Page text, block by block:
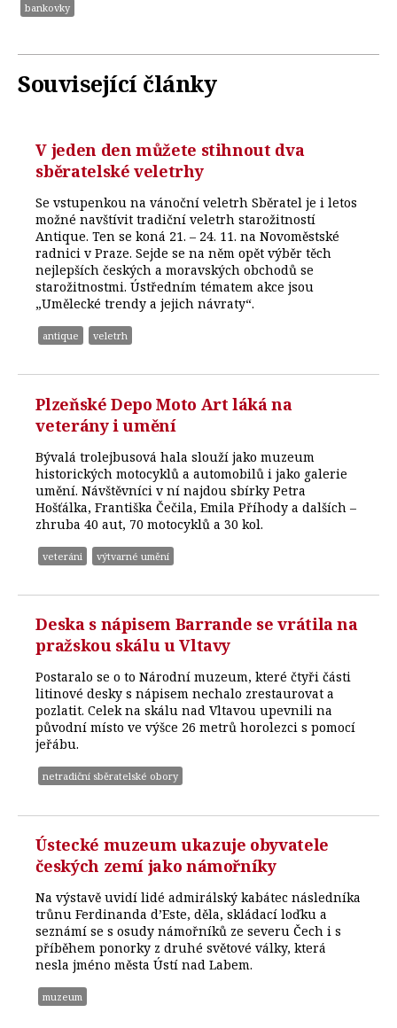
bankovky
Související články
V jeden den můžete stihnout dva
sběratelské veletrhy
Se vstupenkou na vánoční veletrh Sběratel je i letos
možné navštívit tradiční veletrh starožitností
Antique. Ten se koná 21. – 24. 11. na Novoměstské
radnici v Praze. Sejde se na něm opět výběr těch
nejlepších českých a moravských obchodů se
starožitnostmi. Ústředním tématem akce jsou
„Umělecké trendy a jejich návraty“.
antique veletrh
Plzeňské Depo Moto Art láká na
veterány i umění
Bývalá trolejbusová hala slouží jako muzeum
historických motocyklů a automobilů i jako galerie
umění. Návštěvníci v ní najdou sbírky Petra
Hošťálka, Františka Čečila, Emila Příhody a dalších –
zhruba 40 aut, 70 motocyklů a 30 kol.
veteráni výtvarné umění
Deska s nápisem Barrande se vrátila na
pražskou skálu u Vltavy
Postaralo se o to Národní muzeum, které čtyři části
litinové desky s nápisem nechalo zrestaurovat a
pozlatit. Celek na skálu nad Vltavou upevnili na
původní místo ve výšce 26 metrů horolezci s pomocí
jeřábu.
netradiční sběratelské obory
Ústecké muzeum ukazuje obyvatele
českých zemí jako námořníky
Na výstavě uvidí lidé admirálský kabátec následníka
trůnu Ferdinanda d’Este, děla, skládací loďku a
seznámí se s osudy námořníků ze severu Čech i s
příběhem ponorky z druhé světové války, která
nesla jméno města Ústí nad Labem.
muzeum